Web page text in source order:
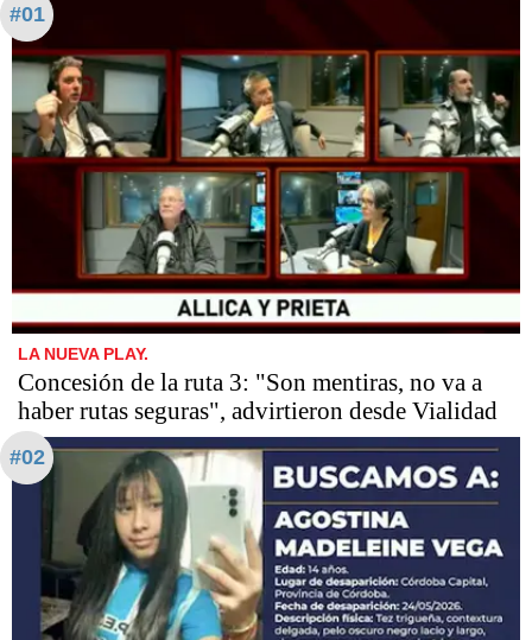
#01
LA NUEVA PLAY.
Concesión de la ruta 3: "Son mentiras, no va a
haber rutas seguras", advirtieron desde Vialidad
#02